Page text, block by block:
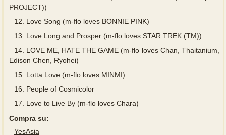
PROJECT))
12. Love Song (m-flo loves BONNIE PINK)
13.
Love Long and Prosper (m-flo loves STAR TREK (TM))
14. LOVE ME, HATE THE GAME (m-flo loves Chan, Thaitanium,
Edison Chen, Ryohei)
15. Lotta Love (m-flo loves MINMI)
16.
People of Cosmicolor
17. Love to Live By (m-flo loves Chara)
Compra su:
YesAsia